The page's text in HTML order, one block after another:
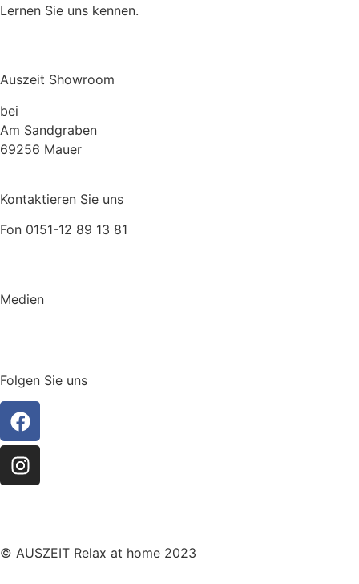
Lernen Sie uns kennen.
Auszeit Showroom
bei
Am Sandgraben
69256 Mauer
Kontaktieren Sie uns
Fon 0151-12 89 13 81
Medien
Folgen Sie uns
© AUSZEIT Relax at home 2023